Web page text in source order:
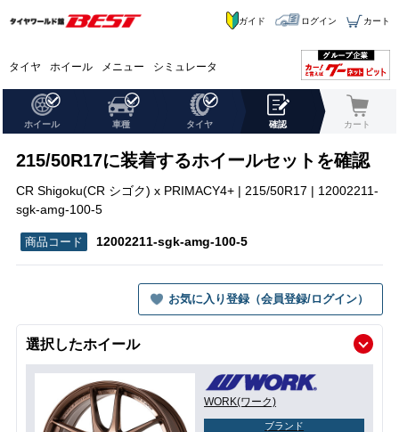
タイヤ ホイール メニュー シミュレータ
ガイド ログイン カート
ホイール 車種 タイヤ 確認 カート
215/50R17に装着するホイールセットを確認
CR Shigoku(CR シゴク) x PRIMACY4+ | 215/50R17 | 12002211-
sgk-amg-100-5
12002211-sgk-amg-100-5
お気に入り登録（会員登録/ログイン）
選択したホイール
WORK(ワーク)
ブランド